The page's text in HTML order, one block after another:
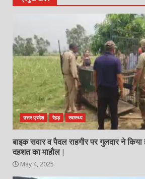
उत्तर प्रदेश रेहड़ स्वास्थ्य
बाइक सवार व पैदल राहगीर पर गुलदार ने किया
दहशत का माहौल |
May 4, 2025